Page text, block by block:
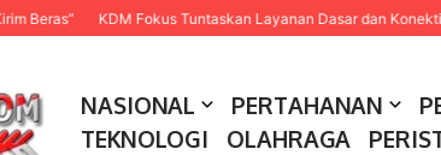
KDM Fokus Tuntaskan Layanan Dasar dan Konektivitas Jawa
NASIONAL PERTAHANAN
TEKNOLOGI
OLAHRAGA